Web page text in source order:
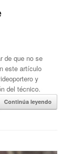
de que no se
este artículo
y
del técnico.
Continúa leyendo